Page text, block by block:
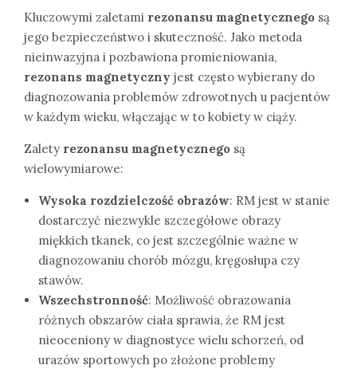
Kluczowymi zaletami rezonansu magnetycznego są
jego bezpieczeństwo i skuteczność. Jako metoda
nieinwazyjna i pozbawiona promieniowania,
rezonans magnetyczny jest często wybierany do
diagnozowania problemów zdrowotnych u pacjentów
w każdym wieku, włączając w to kobiety w ciąży.
Zalety rezonansu magnetycznego są
wielowymiarowe:
Wysoka rozdzielczość obrazów: RM jest w stanie
dostarczyć niezwykle szczegółowe obrazy
miękkich tkanek, co jest szczególnie ważne w
diagnozowaniu chorób mózgu, kręgosłupa czy
stawów.
Wszechstronność: Możliwość obrazowania
różnych obszarów ciała sprawia, że RM jest
nieoceniony w diagnostyce wielu schorzeń, od
urazów sportowych po złożone problemy